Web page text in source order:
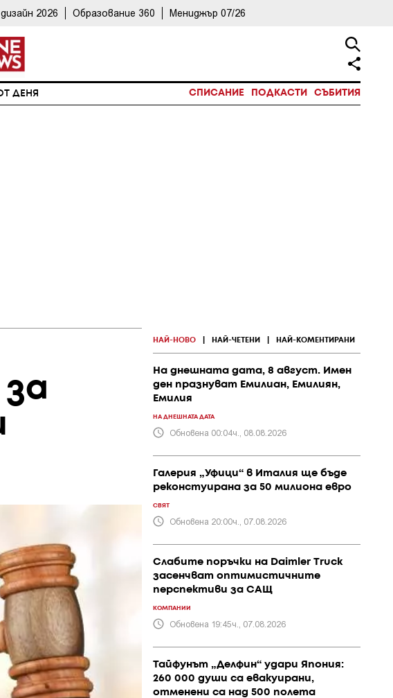
2026 Образование 360 Мениджър 07/26
ДЕНЯ СПИСАНИЕ ПОДКАСТИ СЪБИТИЯ
НАЙ-НОВО НАЙ-ЧЕТЕНИ НАЙ-КОМЕНТИРАНИ
На днешната дата, 8 август. Имен
ден празнуват Емилиан, Емилиян,
Емилия
НА ДНЕШНАТА ДАТА
Обновена 00:04ч., 08.08.2026
Галерия „Уфици“ в Италия ще бъде
реконстуирана за 50 милиона евро
СВЯТ
Обновена 20:00ч., 07.08.2026
Слабите поръчки на Daimler Truck
засенчват оптимистичните
перспективи за САЩ
КОМПАНИИ
Обновена 19:45ч., 07.08.2026
Тайфунът „Делфин“ удари Япония:
260 000 души са евакуирани,
отменени са над 500 полета